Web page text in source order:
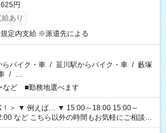
円
あり
定内支給 ※派遣先による
らバイク・車 / 韮川駅からバイク・車 / 藪塚
/ …
など ■勤務地選べます
15:00～
もお気軽にご相談く